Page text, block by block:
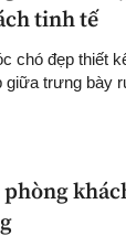
tinh tế
chó đẹp thiết
giữa trưng bày